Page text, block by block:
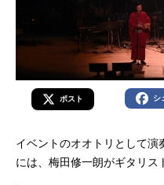
ポスト シ
イベントのオオトリとして演
には、梅田修一朗がギタリス